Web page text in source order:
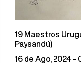
19 Maestros
Paysandú)
16 de Ago, 2024 -